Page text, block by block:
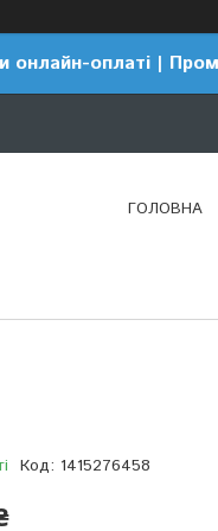
онлайн-оплаті |
ГОЛОВНА
Код: 1415276458